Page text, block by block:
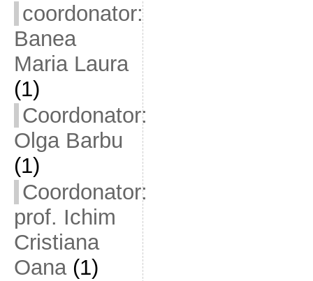
coordonator:
Banea
Maria Laura
(1)
Coordonator:
Olga Barbu
(1)
Coordonator:
prof. Ichim
Cristiana
Oana(1)